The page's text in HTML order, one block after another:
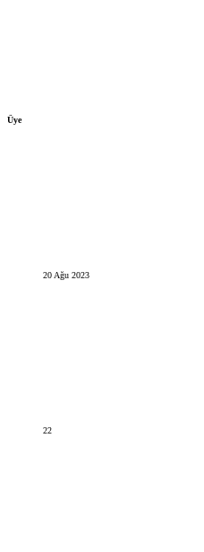
Üye
20 Ağu 2023
22